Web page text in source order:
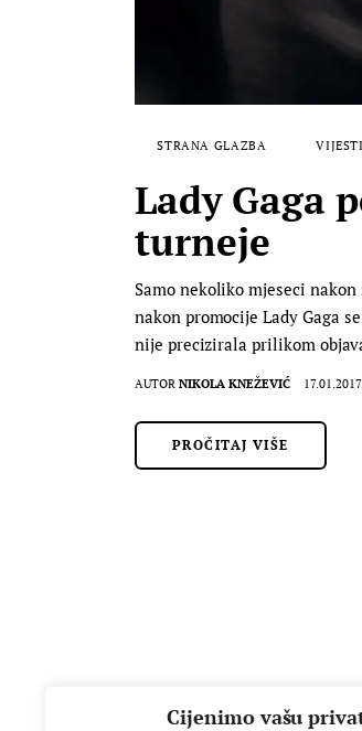
Cijenimo vašu
STRANA GLAZBA VIJESTI
Lady Gaga
turneje
Samo nekoliko mjeseci
nakon promocije Lady Gaga
nije precizirala prilikom
AUTOR NIKOLA KNEŽEVIĆ
PROČITAJ VIŠE